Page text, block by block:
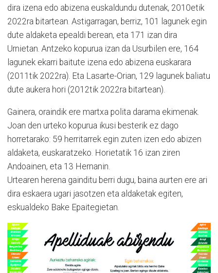
dira izena edo abizena euskaldundu dutenak, 2010etik
2022ra bitartean. Astigarragan, berriz, 101 lagunek egin
dute aldaketa epealdi berean, eta 171 izan dira
Urnietan. Antzeko kopurua izan da Usurbilen ere, 164
lagunek ekarri baitute izena edo abizena euskarara
(2011tik 2022ra). Eta Lasarte-Orian, 129 lagunek baliatu
dute aukera hori (2012tik 2022ra bitartean).
Gainera, oraindik ere martxa polita darama ekimenak.
Joan den urteko kopurua ikusi besterik ez dago
horretarako: 59 herritarrek egin zuten izen edo abizen
aldaketa, euskaratzeko. Horietatik 16 izan ziren
Andoainen, eta 13 Hernanin.
Urtearen herena gainditu berri dugu, baina aurten ere ari
dira eskaera ugari jasotzen eta aldaketak egiten,
eskualdeko Bake Epaitegietan.